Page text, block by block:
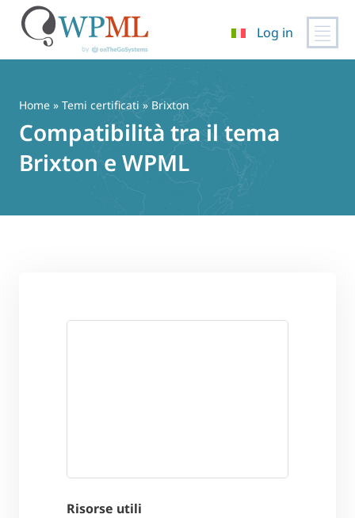
contenuto
Log in
Home » Temi certificati » Brixton
Compatibilità tra il tema
Brixton e WPML
Risorse utili